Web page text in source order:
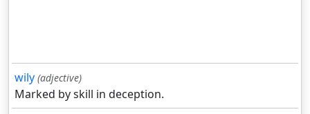
wily (adjective)
Marked by skill in deception.